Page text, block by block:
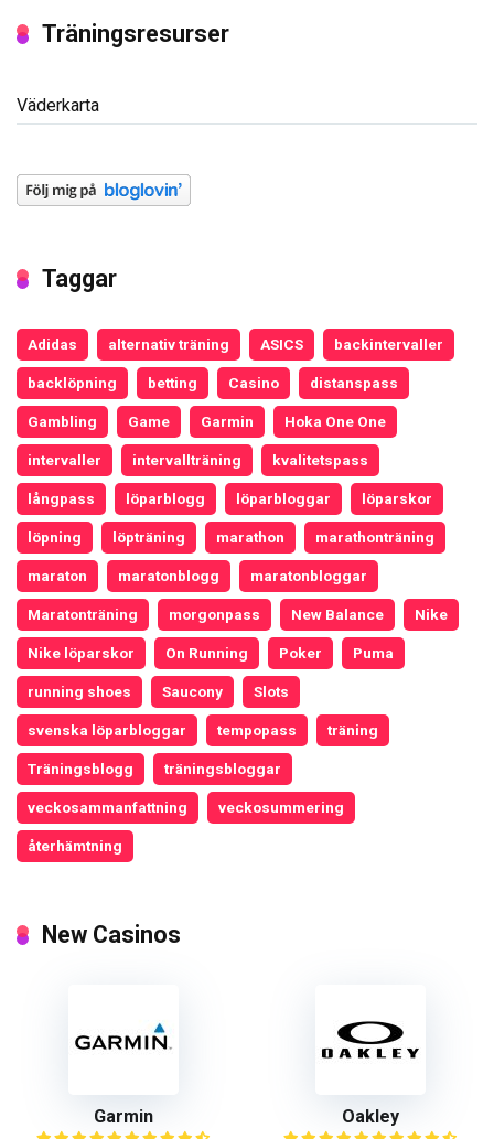
Träningsresurser
Väderkarta
Taggar
Adidas alternativ träning ASICS backintervaller
backlöpning betting Casino distanspass
Gambling Game Garmin Hoka One One
intervaller intervallträning kvalitetspass
långpass löparblogg löparbloggar löparskor
löpning löpträning marathon marathonträning
maraton maratonblogg maratonbloggar
Maratonträning morgonpass New Balance Nike
Nike löparskor On Running Poker Puma
running shoes Saucony Slots
svenska löparbloggar tempopass träning
Träningsblogg träningsbloggar
veckosammanfattning veckosummering
återhämtning
New Casinos
Garmin Oakley